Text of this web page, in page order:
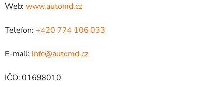
Web: www.automd.cz
Telefon: +420 774 106 033
E-mail: info@automd.cz
IČO: 01698010